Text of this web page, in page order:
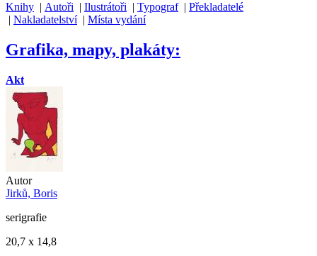
Knihy | Autoři | Ilustrátoři | Typograf| Překladatelé
| Nakladatelství| Místa vydání
Grafika, mapy, plakáty:
Akt
Autor
Jirků, Boris
serigrafie
20,7 x 14,8